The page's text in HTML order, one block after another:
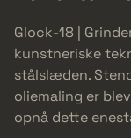
Glock-18 |
kunstneriske
stålslæden.
oliemaling er
opnå dette